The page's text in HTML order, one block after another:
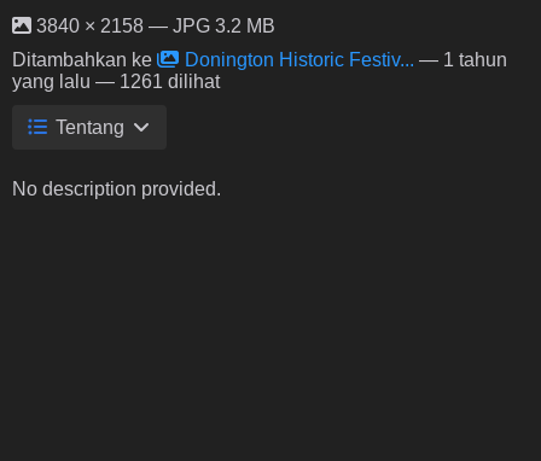
3840 × 2158 — JPG 3.2 MB
Ditambahkan ke
Donington Historic Festiv... — 1 tahun
yang lalu — 1261 dilihat
Tentang
No description provided.